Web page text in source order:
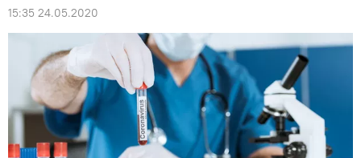
15:35 24.05.2020